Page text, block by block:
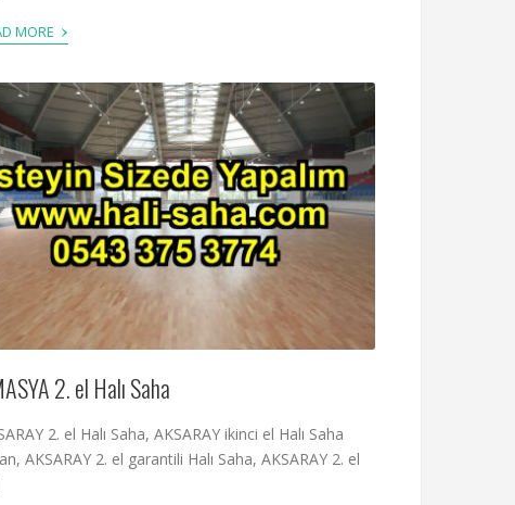
MORE ›
2. el Halı Saha
2. el Halı Saha, AKSARAY ikinci el Halı Saha
AKSARAY 2. el garantili Halı Saha, AKSARAY 2. el